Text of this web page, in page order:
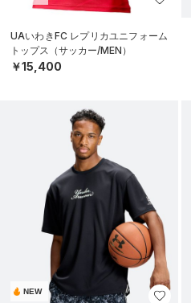
UAいわきFC レプリカユニフォーム
トップス（サッカー/MEN）
￥15,400
NEW